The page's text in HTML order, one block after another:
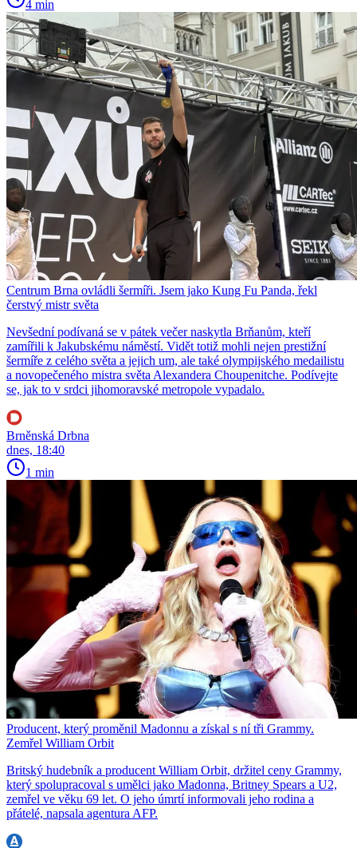
4 min
Centrum Brna ovládli šermíři. Jsem jako Kung Fu Panda, řekl
čerstvý mistr světa
Nevšední podívaná se v pátek večer naskytla Brňanům, kteří
zamířili k Jakubskému náměstí. Vidět totiž mohli nejen prestižní
šermíře z celého světa a jejich um, ale také olympijského medailistu
a novopečeného mistra světa Alexandera Choupenitche. Podívejte
se, jak to v srdci jihomoravské metropole vypadalo.
Brněnská Drbna
dnes, 18:40
1 min
Producent, který proměnil Madonnu a získal s ní tři Grammy.
Zemřel William Orbit
Britský hudebník a producent William Orbit, držitel ceny Grammy,
který spolupracoval s umělci jako Madonna, Britney Spears a U2,
zemřel ve věku 69 let. O jeho úmrtí informovali jeho rodina a
přátelé, napsala agentura AFP.